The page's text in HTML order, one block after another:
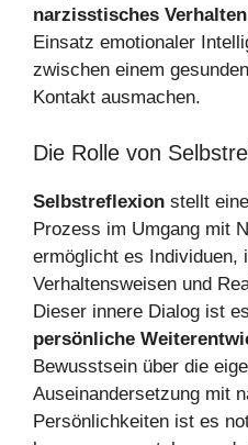
narzisstisches Verhalten
Einsatz emotionaler
zwischen einem
Kontakt ausmachen.
Die Rolle von
Selbstreflexion stellt
Prozess im Umgang mit
ermöglicht es Individuen,
Verhaltensweisen und
Dieser innere Dialog ist
persönliche
Bewusstsein über die
Auseinandersetzung mit
Persönlichkeiten ist es